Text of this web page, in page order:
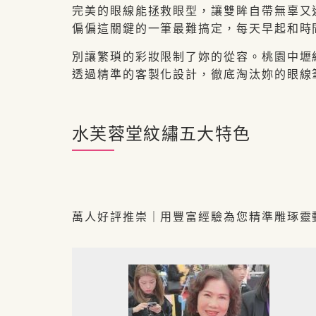
完美的眼線能拯救眼型，讓雙眸自帶無辜又
偏偏這關鍵的一筆最難搞定，每天早起和
別讓繁瑣的彩妝限制了妳的從容。桃園中
透過精準的客製化設計，徹底淘汰妳的眼
水芙蓉堂紋繡五大特色
萬人好評推崇｜用豐富經驗為您精準雕琢靈